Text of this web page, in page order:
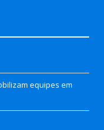
equipes em